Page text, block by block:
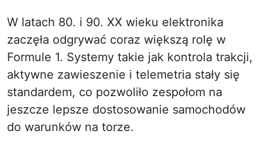
W latach 80. i 90. XX wieku elektronika
zaczęła odgrywać coraz większą rolę w
Formule 1. Systemy takie jak kontrola trakcji,
aktywne zawieszenie i telemetria stały się
standardem, co pozwoliło zespołom na
jeszcze lepsze dostosowanie samochodów
do warunków na torze.